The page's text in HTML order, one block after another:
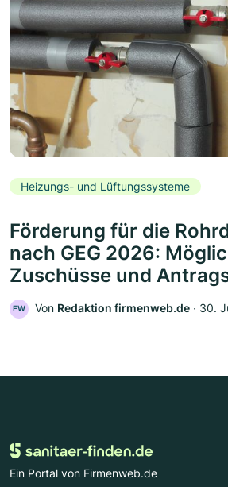
Heizungs- und Lüftungssysteme
Förderung für die
nach GEG 2026:
Zuschüsse und
FW Von Redaktion firmenweb.de ‧ 30.
Ein Portal von Firmenweb.de